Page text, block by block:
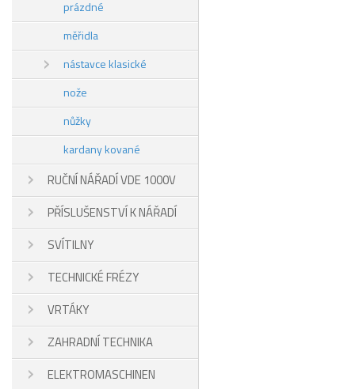
prázdné
měřidla
nástavce klasické
nože
nůžky
kardany kované
RUČNÍ NÁŘADÍ VDE 1000V
PŘÍSLUŠENSTVÍ K NÁŘADÍ
SVÍTILNY
TECHNICKÉ FRÉZY
VRTÁKY
ZAHRADNÍ TECHNIKA
ELEKTROMASCHINEN